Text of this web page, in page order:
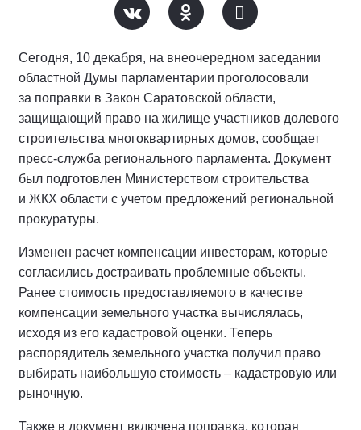
Сегодня, 10 декабря, на внеочередном заседании
областной Думы парламентарии проголосовали
за поправки в Закон Саратовской области,
защищающий право на жилище участников долевого
строительства многоквартирных домов, сообщает
пресс-служба регионального парламента. Документ
был подготовлен Министерством строительства
и ЖКХ области с учетом предложений региональной
прокуратуры.
Изменен расчет компенсации инвесторам, которые
согласились достраивать проблемные объекты.
Ранее стоимость предоставляемого в качестве
компенсации земельного участка вычислялась,
исходя из его кадастровой оценки. Теперь
распорядитель земельного участка получил право
выбирать наибольшую стоимость – кадастровую или
рыночную.
Также в документ включена поправка, которая